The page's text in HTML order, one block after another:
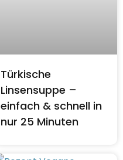
Türkische
Linsensuppe –
einfach & schnell in
nur 25 Minuten